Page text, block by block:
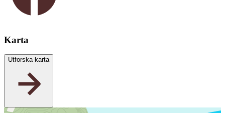
Karta
Utforska karta